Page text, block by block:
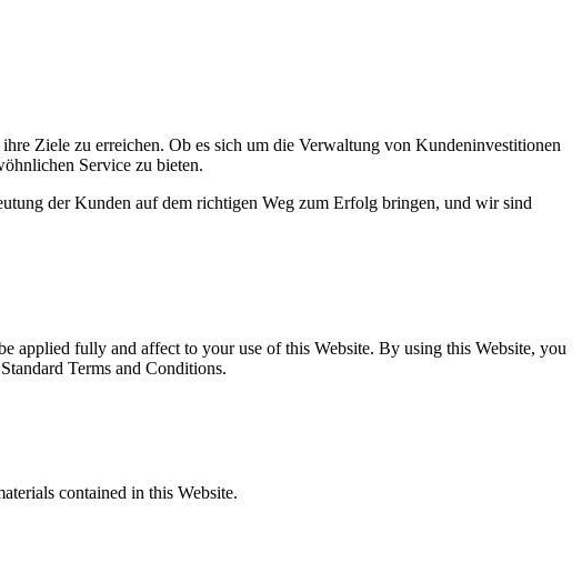
Ziele zu erreichen. Ob es sich um die Verwaltung von Kundeninvestitionen
Service zu bieten.
der Kunden auf dem richtigen Weg zum Erfolg bringen, und wir sind
applied fully and affect to your use of this Website. By using this Website, you
Terms and Conditions.
contained in this Website.